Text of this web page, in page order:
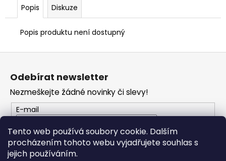
Tento web používá soubory cookie. Dalším
procházením tohoto webu vyjadřujete souhlas s
jejich používáním.
Popis Diskuze
Popis produktu není dostupný
VESTA
DUCATI
CORSE
2,0
553
Kč
Z
t
í
Odebírat newsletter
Nezmeškejte žádné novinky či slevy!
E-mail
PŘIHLÁSIT SE